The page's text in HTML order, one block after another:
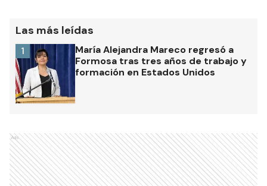
Las más leídas
María Alejandra Mareco regresó a
Formosa tras tres años de trabajo y
formación en Estados Unidos
1
Ads